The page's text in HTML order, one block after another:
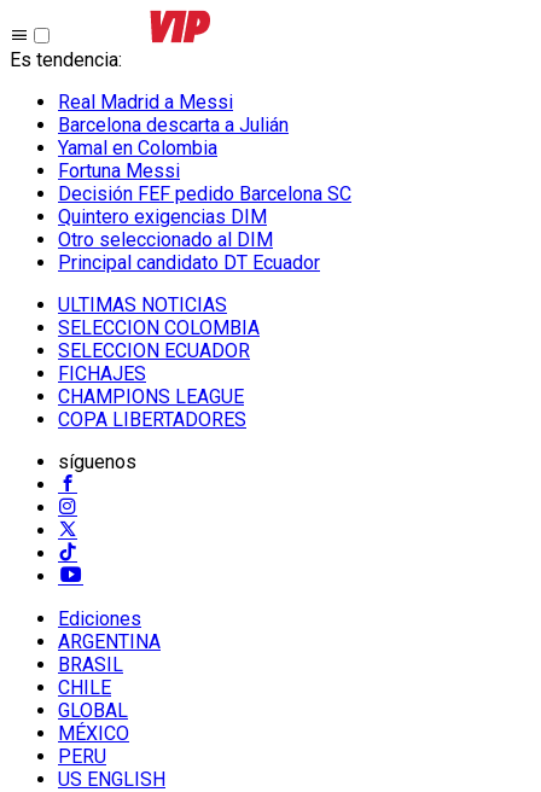
Es tendencia:
Real Madrid a Messi
Barcelona descarta a Julián
Yamal en Colombia
Fortuna Messi
Decisión FEF pedido Barcelona SC
Quintero exigencias DIM
Otro seleccionado al DIM
Principal candidato DT Ecuador
ULTIMAS NOTICIAS
SELECCION COLOMBIA
SELECCION ECUADOR
FICHAJES
CHAMPIONS LEAGUE
COPA LIBERTADORES
síguenos
Ediciones
ARGENTINA
BRASIL
CHILE
GLOBAL
MÉXICO
PERU
US ENGLISH